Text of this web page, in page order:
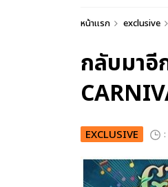
หน้าแรก exclusive
กลับมาอี
EXCLUSIVE